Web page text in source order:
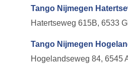
Tango Nijmegen
Hatertseweg 615B, 6533
Tango Nijmegen
Hogelandseweg 84, 6545